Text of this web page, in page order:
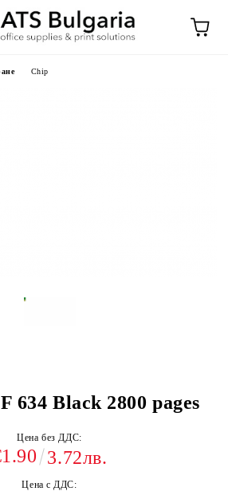
Chip
634 Black 2800 pages
Цена без ДДС:
3.72лв.
Цена с ДДС: